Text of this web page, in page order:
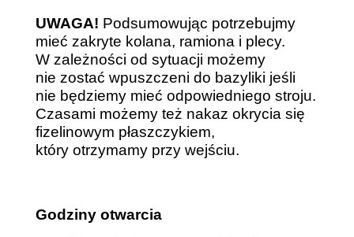
UWAGA! Podsumowując potrzebujmy
mieć zakryte kolana, ramiona i plecy.
W zależności od sytuacji możemy
nie zostać wpuszczeni do bazyliki jeśli
nie będziemy mieć odpowiedniego stroju.
Czasami możemy też nakaz okrycia się
fizelinowym płaszczykiem,
który otrzymamy przy wejściu.
Godziny otwarcia